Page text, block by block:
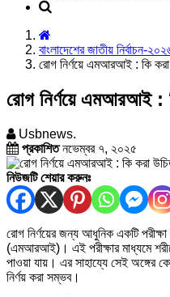
বাংলাদেশের জাতীয় নির্বাচন-
রোগ নির্ণয়ে এমআরআই : কি
রোগ নির্ণয়ে এমআরআই :
Usbnews.
প্রকাশিতনভেম্বর ৭, ২০২৫
নিউজটি শেয়ার করুনঃ
রোগ নির্ণয়ের জন্য আধুনিক একটি
(এমআরআই)। এই পরীক্ষার মাধ্যমে
পাওয়া যায়। এর সাহায্যে সেই অঙ্গের
নির্ণয় করা সম্ভব।